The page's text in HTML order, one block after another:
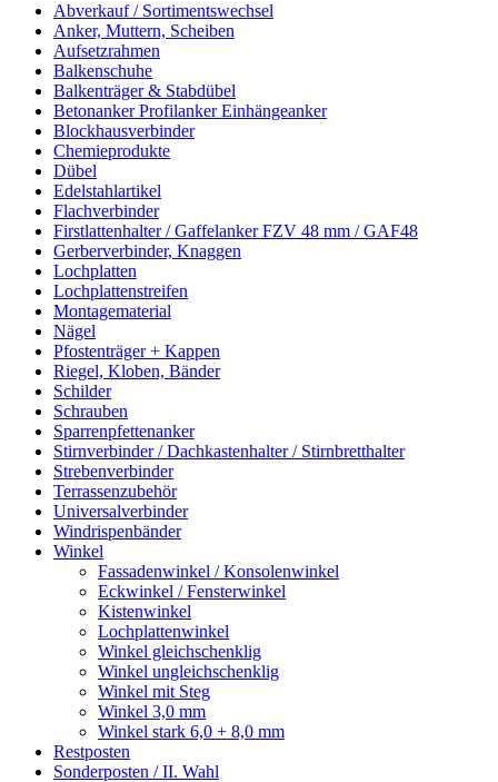
Abverkauf / Sortimentswechsel
Anker, Muttern, Scheiben
Aufsetzrahmen
Balkenschuhe
Balkenträger & Stabdübel
Betonanker Profilanker Einhängeanker
Blockhausverbinder
Chemieprodukte
Dübel
Edelstahlartikel
Flachverbinder
Firstlattenhalter / Gaffelanker FZV 48 mm / GAF48
Gerberverbinder, Knaggen
Lochplatten
Lochplattenstreifen
Montagematerial
Nägel
Pfostenträger + Kappen
Riegel, Kloben, Bänder
Schilder
Schrauben
Sparrenpfettenanker
Stirnverbinder / Dachkastenhalter / Stirnbretthalter
Strebenverbinder
Terrassenzubehör
Universalverbinder
Windrispenbänder
Winkel
Fassadenwinkel / Konsolenwinkel
Eckwinkel / Fensterwinkel
Kistenwinkel
Lochplattenwinkel
Winkel gleichschenklig
Winkel ungleichschenklig
Winkel mit Steg
Winkel 3,0 mm
Winkel stark 6,0 + 8,0 mm
Restposten
Sonderposten / II. Wahl